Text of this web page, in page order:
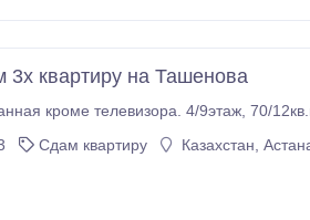
3х квартиру на Ташенова
кроме телевизора. 4/9этаж, 70/
Сдам квартиру Казахстан,